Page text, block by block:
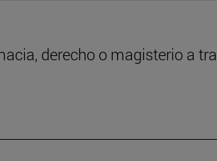
derecho o magisterio a